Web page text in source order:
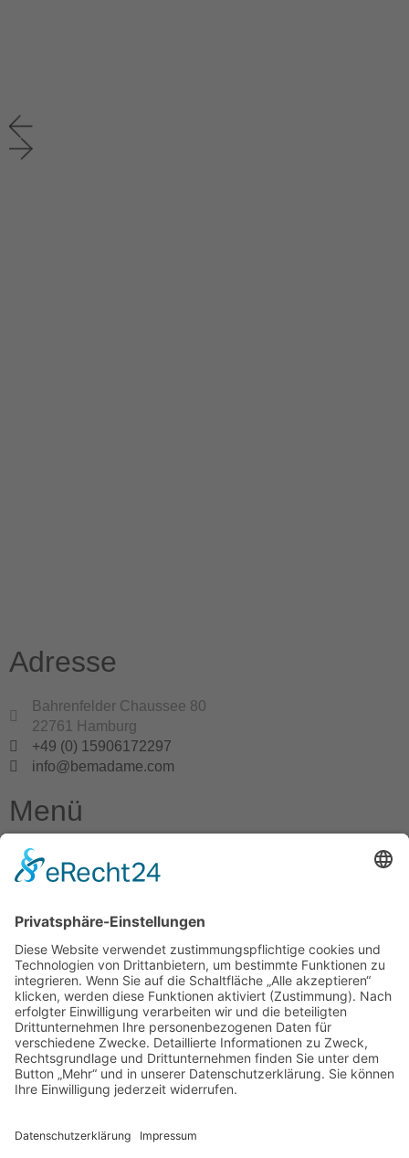
Adresse
Bahrenfelder Chaussee 80
22761 Hamburg
+49 (0) 15906172297
info@bemadame.com
Menü
Home
Shop
Kontakt
Info
Datenschutz
Impressum
AGB
Widerrufsbelehrung
Versandkosten
Copyright ©2023 BeMadame Online Shop. All rights